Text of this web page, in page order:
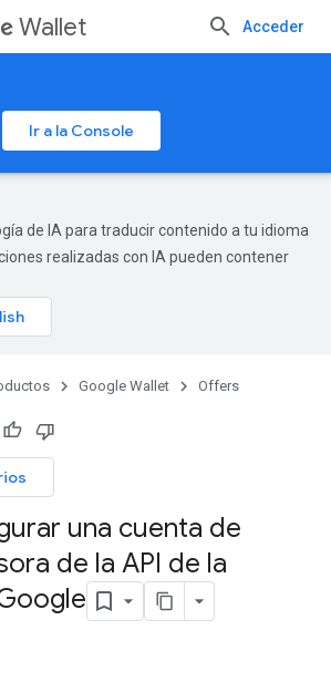
Wallet Acceder
Ir a la Console
de IA para traducir contenido a tu idioma
realizadas con IA pueden contener
Google Wallet Offers
una cuenta de
de la API de la